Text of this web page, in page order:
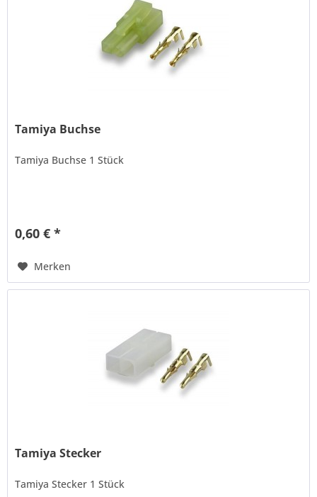
Tamiya Buchse
Tamiya Buchse 1 Stück
0,60 € *
Merken
Tamiya Stecker
Tamiya Stecker 1 Stück